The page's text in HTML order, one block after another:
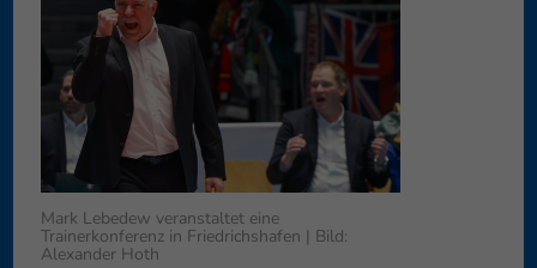
Mark Lebedew veranstaltet eine
Trainerkonferenz in Friedrichshafen | Bild:
Alexander Hoth
können Ihre Einwilligung zu ganzen Kategorien geben oder sich
weitere Informationen anzeigen lassen und so nur bestimmte
Cookies auswählen.
Speichern Nur essenzielle Cookies akzeptieren
Zurück
Datenschutzeinstellungen
Essenziell (1)
Essenzielle Cookies ermöglichen grundlegende Funktionen und sind für